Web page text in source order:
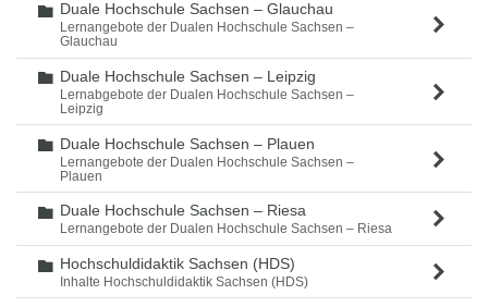
Ordner
Duale Hochschule Sachsen – Glauchau
Lernangebote der Dualen Hochschule Sachsen –
Glauchau
Ordner
Duale Hochschule Sachsen – Leipzig
Lernabgebote der Dualen Hochschule Sachsen –
Leipzig
Ordner
Duale Hochschule Sachsen – Plauen
Lernangebote der Dualen Hochschule Sachsen –
Plauen
Ordner
Duale Hochschule Sachsen – Riesa
Lernangebote der Dualen Hochschule Sachsen – Riesa
Ordner
Hochschuldidaktik Sachsen (HDS)
Inhalte Hochschuldidaktik Sachsen (HDS)